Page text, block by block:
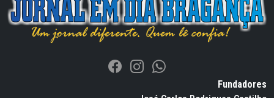
Fundadores